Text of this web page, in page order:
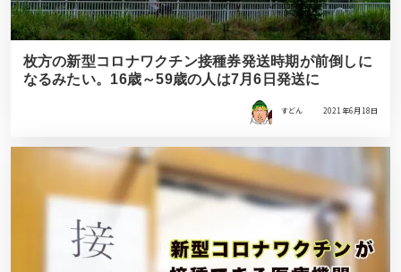
枚方の新型コロナワクチン接種券発送時期が前倒しに
なるみたい。16歳～59歳の人は7月6日発送に
すどん 2021年6月18日